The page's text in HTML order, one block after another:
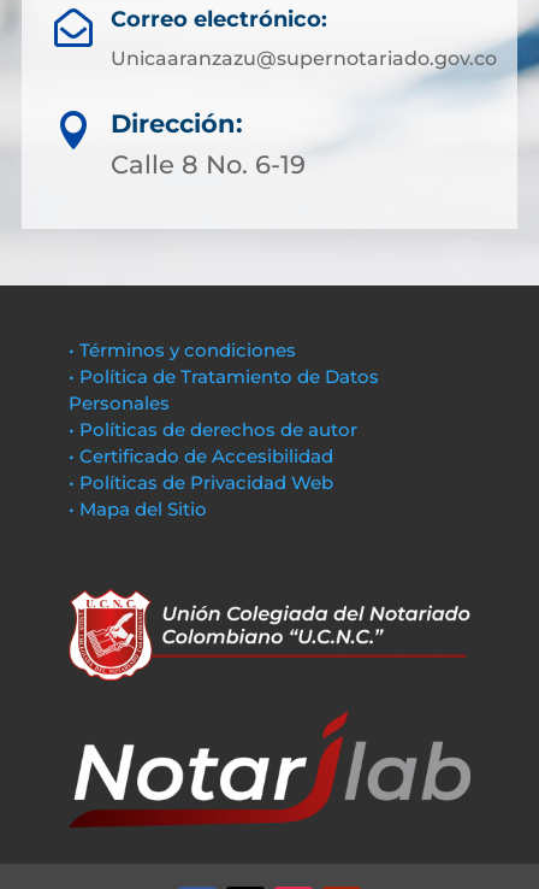
 Correo electrónico:
Unicaaranzazu@supernotariado.gov.co

Dirección:
Calle 8 No. 6-19
• Términos y condiciones
• Política de Tratamiento de Datos
Personales
• Políticas de derechos de autor
• Certificado de Accesibilidad
• Políticas de Privacidad Web
• Mapa del Sitio